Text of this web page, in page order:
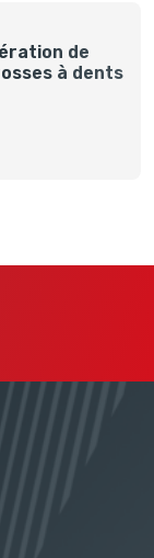
de
à dents